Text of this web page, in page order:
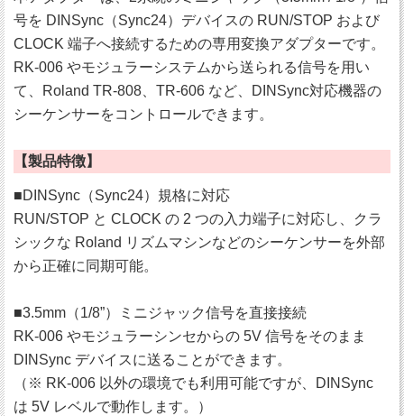
号を DINSync（Sync24）デバイスの RUN/STOP および
CLOCK 端子へ接続するための専用変換アダプターです。
RK-006 やモジュラーシステムから送られる信号を用い
て、Roland TR-808、TR-606 など、DINSync対応機器の
シーケンサーをコントロールできます。
【製品特徴】
■DINSync（Sync24）規格に対応
RUN/STOP と CLOCK の 2 つの入力端子に対応し、クラ
シックな Roland リズムマシンなどのシーケンサーを外部
から正確に同期可能。
■3.5mm（1/8”）ミニジャック信号を直接接続
RK-006 やモジュラーシンセからの 5V 信号をそのまま
DINSync デバイスに送ることができます。
（※ RK-006 以外の環境でも利用可能ですが、DINSync
は 5V レベルで動作します。）